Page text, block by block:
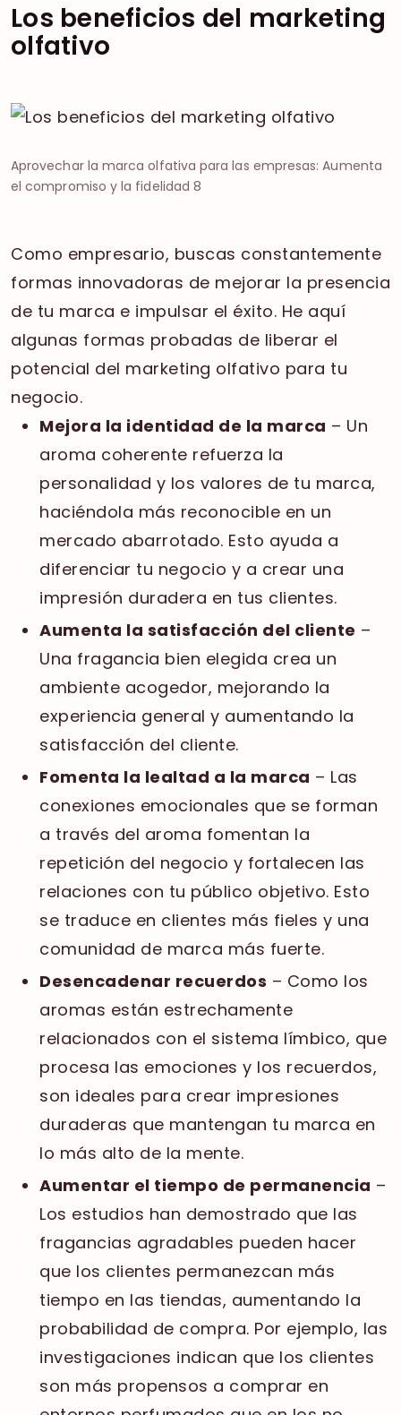
Los beneficios del marketing
olfativo
Aprovechar la marca olfativa para las empresas: Aumenta
el compromiso y la fidelidad 8
Como empresario, buscas constantemente
formas innovadoras de mejorar la presencia
de tu marca e impulsar el éxito. He aquí
algunas formas probadas de liberar el
potencial del marketing olfativo para tu
negocio.
Mejora la identidad de la marca – Un
aroma coherente refuerza la
personalidad y los valores de tu marca,
haciéndola más reconocible en un
mercado abarrotado. Esto ayuda a
diferenciar tu negocio y a crear una
impresión duradera en tus clientes.
Aumenta la satisfacción del cliente –
Una fragancia bien elegida crea un
ambiente acogedor, mejorando la
experiencia general y aumentando la
satisfacción del cliente.
Fomenta la lealtad a la marca – Las
conexiones emocionales que se forman
a través del aroma fomentan la
repetición del negocio y fortalecen las
relaciones con tu público objetivo. Esto
se traduce en clientes más fieles y una
comunidad de marca más fuerte.
Desencadenar recuerdos – Como los
aromas están estrechamente
relacionados con el sistema límbico, que
procesa las emociones y los recuerdos,
son ideales para crear impresiones
duraderas que mantengan tu marca en
lo más alto de la mente.
Aumentar el tiempo de permanencia –
Los estudios han demostrado que las
fragancias agradables pueden hacer
que los clientes permanezcan más
tiempo en las tiendas, aumentando la
probabilidad de compra. Por ejemplo, las
investigaciones indican que los clientes
son más propensos a comprar en